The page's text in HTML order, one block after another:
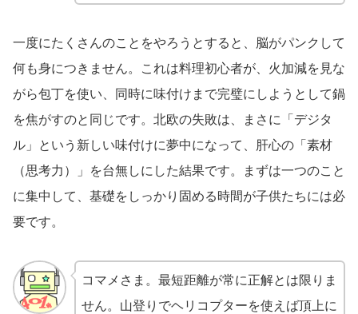
一度にたくさんのことをやろうとすると、脳がパンクして
何も身につきません。これは料理初心者が、火加減を見な
がら包丁を使い、同時に味付けまで完璧にしようとして鍋
を焦がすのと同じです。北欧の失敗は、まさに「デジタ
ル」という新しい味付けに夢中になって、肝心の「素材
（思考力）」を台無しにした結果です。まずは一つのこと
に集中して、基礎をしっかり固める時間が子供たちには必
要です。
コマメさま。最短距離が常に正解とは限りま
せん。山登りでヘリコプターを使えば頂上に